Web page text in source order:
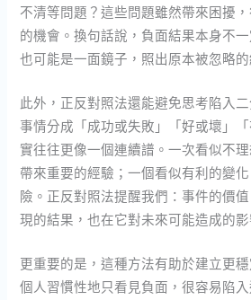
不清等問題？這些問題雖然帶來困擾
的機會。換句話說，負面結果本身不
也可能是一面鏡子，照出原本被忽略的
此外，正反對照法還能避免思考陷入
事情分成「成功或失敗」「好或壞」
實往往更像一個連續譜。一次看似不
帶來重要的經驗；一個看似有利的變
險。正反對照法提醒我們：事件的價
現的結果，也在它對未來可能造成的影
更重要的是，這種方法有助於建立更
個人習慣性地只看見負面，很容易陷